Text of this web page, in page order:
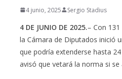
4 junio, 2025 Sergio Stadius
4 DE JUNIO DE 2025.– Con
la Cámara de Diputados inició
que podría extenderse hasta
avisó que vetará la norma si se